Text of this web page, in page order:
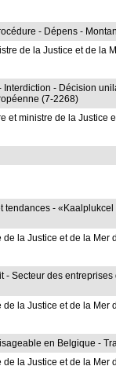
- Dépens -
de la Justice et de la
- Décision
(7-2268)
et ministre de la Justice
-
la Justice et de la Mer
Secteur des
la Justice et de la Mer
en Belgique -
la Justice et de la Mer